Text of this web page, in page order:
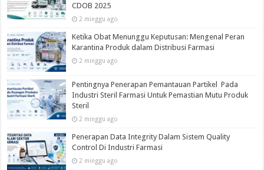
CDOB 2025
2 minggu ago
Ketika Obat Menunggu Keputusan: Mengenal Peran
Karantina Produk dalam Distribusi Farmasi
2 minggu ago
Pentingnya Penerapan Pemantauan Partikel Pada
Industri Steril Farmasi Untuk Pemastian Mutu Produk
Steril
2 minggu ago
Penerapan Data Integrity Dalam Sistem Quality
Control Di Industri Farmasi
2 minggu ago